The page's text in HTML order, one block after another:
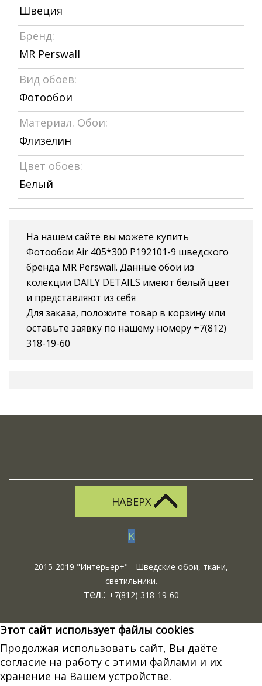
Швеция
Бренд:
MR Perswall
Вид обоев:
Фотообои
Материал. Обои:
Флизелин
Цвет обоев:
Белый
На нашем сайте вы можете купить
Фотообои Air 405*300 P192101-9 шведского
бренда MR Perswall. Данные обои из
колекции DAILY DETAILS имеют белый цвет
и представляют из себя
Для заказа, положите товар в корзину или
оставьте заявку по нашему номеру +7(812)
318-19-60
НАВЕРХ
K
2015-2019 "Интерьер+" - Шведские обои, ткани,
светильники.
тел.: +7(812) 318-19-60
Этот сайт использует файлы cookies
Продолжая использовать сайт, Вы даёте
согласие на работу с этими файлами и их
хранение на Вашем устройстве.